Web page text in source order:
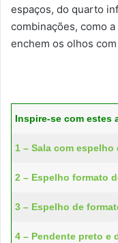
espaços, do quarto
combinações, como
enchem os olhos
Inspire-se com estes
1 – Sala com espelho
2 – Espelho formato
3 – Espelho de
4 – Pendente preto e